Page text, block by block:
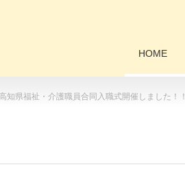
HOME
知県福祉・介護職員合同入職式開催しました！！